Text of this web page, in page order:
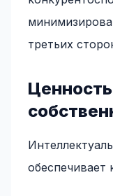
третьих